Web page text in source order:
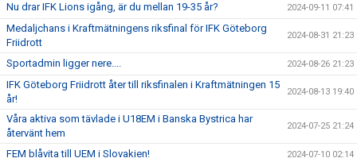
Nu drar IFK Lions igång, är du mellan 19-35 år? 2024-09-11 07:41
Medaljchans i Kraftmätningens riksfinal för IFK Göteborg
Friidrott
2024-08-31 21:23
Sportadmin ligger nere.... 2024-08-26 21:23
IFK Göteborg Friidrott åter till riksfinalen i Kraftmätningen 15
år!
2024-08-13 19:40
Våra aktiva som tävlade i U18EM i Banska Bystrica har
återvänt hem
2024-07-25 21:24
FEM blåvita till UEM i Slovakien! 2024-07-10 02:14